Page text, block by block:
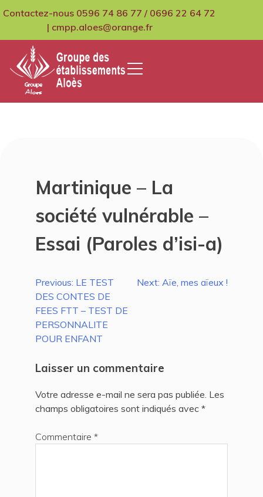
Contactez-nous 0596 74 86 77 / 0696 22 64 72
| cmpp.aloes@orange.fr
GCMPIH Aloes
Martinique – La
société vulnérable –
Essai (Paroles d’isi-a)
Navigation
de
l’article
Previous: LE TEST
DES CONTES DE
FEES FTT – TEST DE
PERSONNALITE
POUR ENFANT
Next: Aïe, mes aïeux !
Laisser un commentaire
Votre adresse e-mail ne sera pas publiée. Les
champs obligatoires sont indiqués avec *
Commentaire *